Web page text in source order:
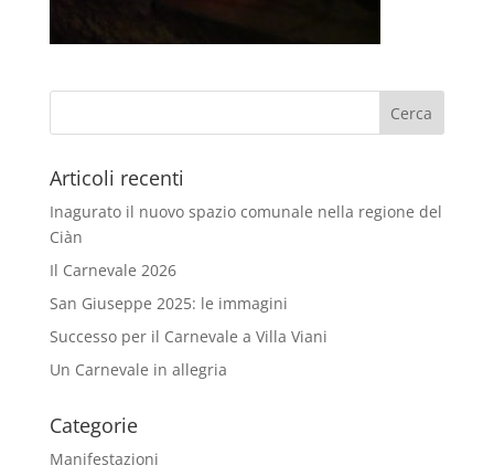
Articoli recenti
Inagurato il nuovo spazio comunale nella regione del
Ciàn
Il Carnevale 2026
San Giuseppe 2025: le immagini
Successo per il Carnevale a Villa Viani
Un Carnevale in allegria
Categorie
Manifestazioni